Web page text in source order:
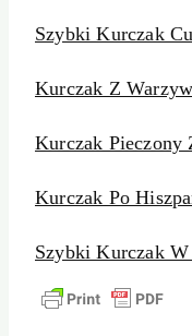
Szybki Kurczak
Kurczak Z
Kurczak Pieczony
Kurczak Po
Szybki Kurczak